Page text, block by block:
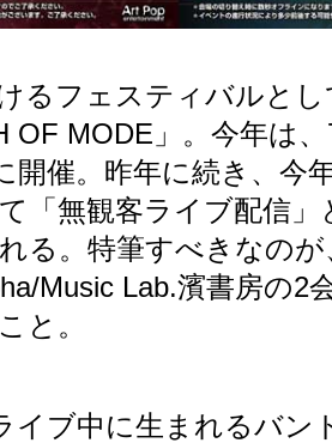
るフェスティバルとし
OF MODE 」。今年は、
開催。昨年に続き、今
「無観客ライブ配信
る。特筆すべきなの
Music Lab.濱書房の2
と。
イブ中に生まれるバン